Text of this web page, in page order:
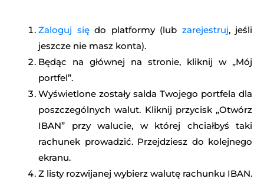
Zaloguj siędo platformy (lub zarejestruj, jeśli
jeszcze nie masz konta).
Będąc na głównej na stronie, kliknij w „Mój
portfel”.
Wyświetlone zostały salda Twojego portfela dla
poszczególnych walut. Kliknij przycisk „Otwórz
IBAN” przy walucie, w której chciałbyś taki
rachunek prowadzić. Przejdziesz do kolejnego
ekranu.
Z listy rozwijanej wybierz walutę rachunku IBAN.